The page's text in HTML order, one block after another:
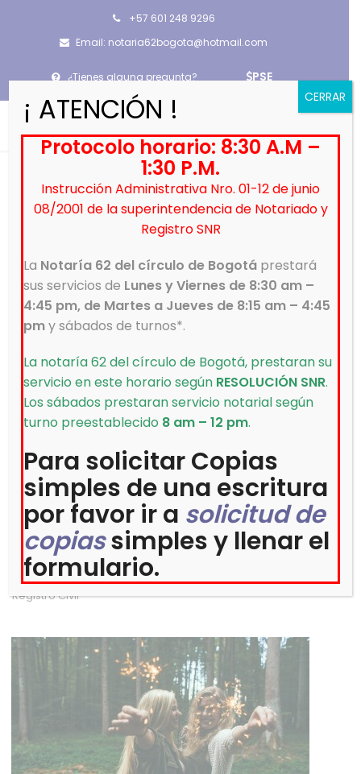
+57 601 248 9296
Email: notaria62bogota@hotmail.com
¿Tienes alguna pregunta? PSE
All Autenticación Escrituración
Ventanillas
Requisitos Para Matrimonio Civil
Registro Civil
¡ ATENCIÓN !
Protocolo horario: 8:30 A.M –
1:30 P.M.
Instrucción Administrativa Nro. 01-12 de junio
08/2001 de la superintendencia de Notariado y
Registro SNR
La Notaría 62 del círculo de Bogotá prestará
sus servicios de Lunes y Viernes de 8:30 am –
4:45 pm, de Martes a Jueves de 8:15 am – 4:45
pmy sábados de turnos*.
La notaría 62 del círculo de Bogotá, prestaran su
servicio en este horario según RESOLUCIÓN SNR.
Los sábados prestaran servicio notarial según
turno preestablecido 8 am – 12 pm.
Para solicitar Copias
simples de una escritura
por favor ir a solicitud de
copiassimples y llenar el
formulario.
CERRAR